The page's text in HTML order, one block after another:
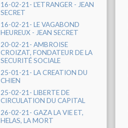
16-02-21- L'ETRANGER - JEAN
SECRET
16-02-21- LE VAGABOND
HEUREUX - JEAN SECRET
20-02-21- AMBROISE
CROIZAT, FONDATEUR DE LA
SECURITÉ SOCIALE
25-01-21- LA CREATION DU
CHIEN
25-02-21- LIBERTE DE
CIRCULATION DU CAPITAL
26-02-21- GAZA LA VIE ET,
HELAS, LA MORT